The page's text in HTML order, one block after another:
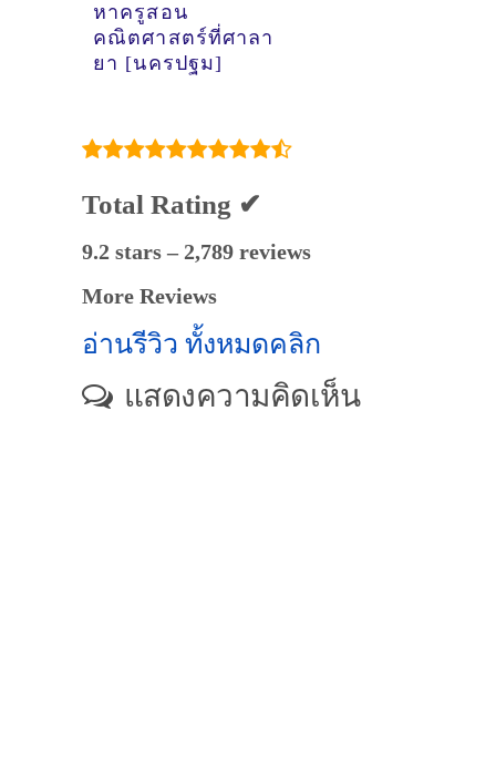
หาครูสอน
คณิตศาสตร์ที่ศาลา
ยา [นครปฐม]
Total Rating ✔
9.2 stars – 2,789 reviews
More Reviews
อ่านรีวิว ทั้งหมดคลิก
แสดงความคิดเห็น